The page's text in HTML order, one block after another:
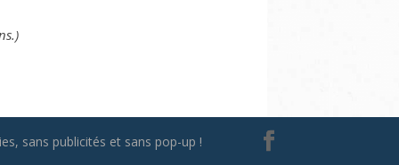
sans publicités et sans pop-up !